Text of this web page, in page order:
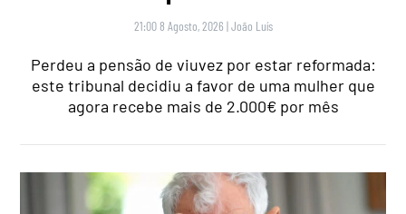
21:00 8 Agosto, 2026 |João Luís
Perdeu a pensão de viuvez por estar reformada:
este tribunal decidiu a favor de uma mulher que
agora recebe mais de 2.000€ por mês